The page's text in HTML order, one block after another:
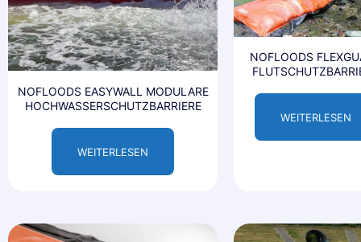
NOFLOODS EASYWALL MODULARE
HOCHWASSERSCHUTZBARRIERE
WEITERLESEN
NOFLOODS
WEITERLESEN